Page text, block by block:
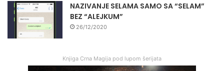
NAZIVANJE SELAMA SAMO SA “SELAM”
BEZ “ALEJKUM”
26/12/2020
Knjiga Crna Magija pod lupom šerijata